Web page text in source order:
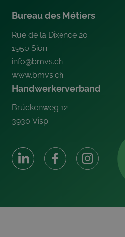
Bureau des Métiers
Rue de la Dixence 20
1950 Sion
info@bmvs.ch
www.bmvs.ch
Handwerkerverband
Brückenweg 12
3930 Visp